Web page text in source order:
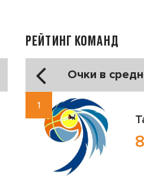
РЕЙТИНГ КОМАНД
Очки в
1